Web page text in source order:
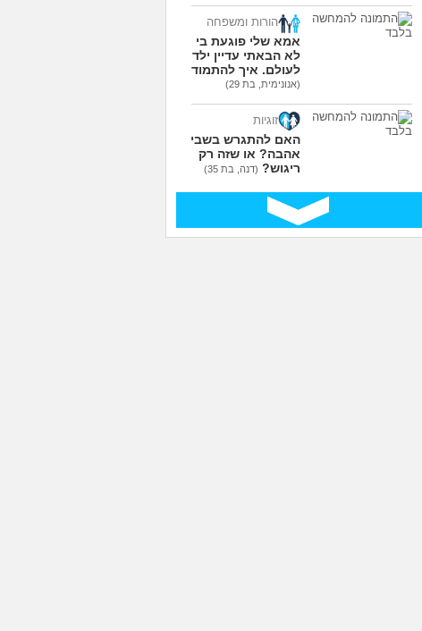
הורות ומשפחה
אמא שלי פוגעת בי כי
לא הבאתי עדיין ילדים
לעולם. איך להתמודד?
(אנונימית, בת 29)
זוגיות
האם להתגרש בשביל
אהבה? או שזה רק
ריגוש? (דנה, בת 35)